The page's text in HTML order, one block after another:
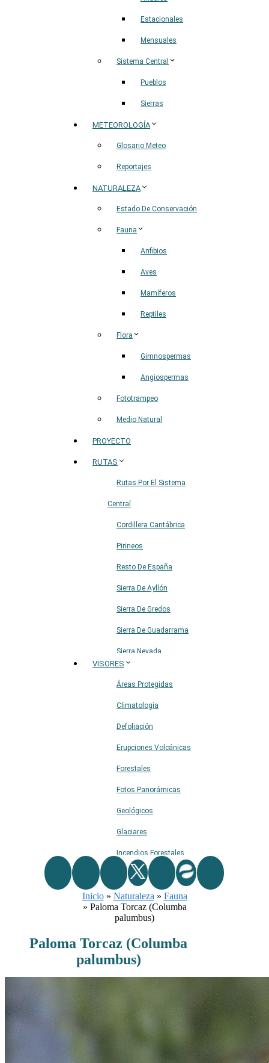
Estacionales
Mensuales
Sistema Central
Pueblos
Sierras
METEOROLOGÍA
Glosario Meteo
Reportajes
NATURALEZA
Estado De Conservación
Fauna
Anfibios
Aves
Mamíferos
Reptiles
Flora
Gimnospermas
Angiospermas
Fototrampeo
Medio Natural
PROYECTO
RUTAS
Rutas Por El Sistema
Central
Cordillera Cantábrica
Pirineos
Resto De España
Sierra De Ayllón
Sierra De Gredos
Sierra De Guadarrama
Sierra Nevada
VISORES
Áreas Protegidas
Climatología
Defoliación
Erupciones Volcánicas
Forestales
Fotos Panorámicas
Geológicos
Glaciares
Incendios Forestales
Naturaleza
Ríos
Rutas De Montaña
Terremotos
Topográficos
Vértices Geodésicos
Inicio» Naturaleza » Fauna
» Paloma Torcaz (Columba
palumbus)
Paloma Torcaz (Columba
palumbus)